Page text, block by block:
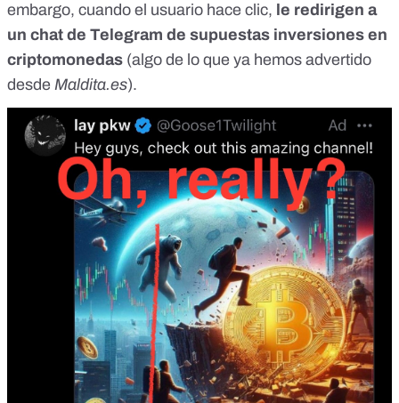
embargo, cuando el usuario hace clic, le redirigen a
un chat de Telegram de supuestas inversiones en
criptomonedas (algo de lo que ya hemos advertido
desde Maldita.es).